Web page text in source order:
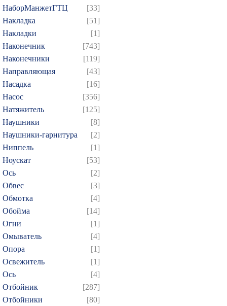
НаборМанжетГТЦ
[33]
Накладка
[51]
Накладки
[1]
Наконечник
[743]
Наконечники
[119]
Направляющая
[43]
Насадка
[16]
Насос
[356]
Натяжитель
[125]
Наушники
[8]
Наушники-гарнитура
[2]
Ниппель
[1]
Ноускат
[53]
Оcь
[2]
Обвес
[3]
Обмотка
[4]
Обойма
[14]
Огни
[1]
Омыватель
[4]
Опора
[1]
Освежитель
[1]
Ось
[4]
Отбойник
[287]
Отбойники
[80]